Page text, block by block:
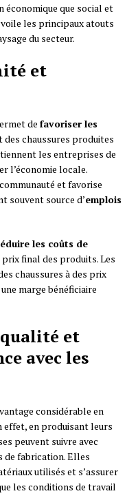
économique que social et
les principaux atouts
du secteur.
et
de favoriser les
des chaussures produites
les entreprises de
l’économie locale.
et favorise
souvent source d’emplois
les coûts de
final des produits. Les
chaussures à des prix
marge bénéficiaire
et
avec les
considérable en
effet, en produisant leurs
peuvent suivre avec
de fabrication. Elles
utilisés et s’assurer
les conditions de travail